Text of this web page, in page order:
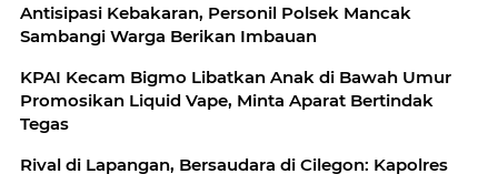
Antisipasi Kebakaran, Personil Polsek Mancak
Sambangi Warga Berikan Imbauan
KPAI Kecam Bigmo Libatkan Anak di Bawah Umur
Promosikan Liquid Vape, Minta Aparat Bertindak
Tegas
Rival di Lapangan, Bersaudara di Cilegon: Kapolres